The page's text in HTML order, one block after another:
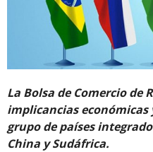
La Bolsa de Comercio de
implicancias
grupo de países
China y Sudáfrica.